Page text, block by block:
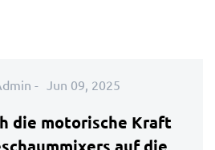
- Jun 09, 2025
die motorische Kraft